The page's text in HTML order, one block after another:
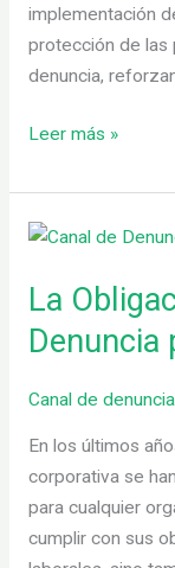
implementación
protección de las
denuncia,
Leer más »
La
Denuncia
Canal de denuncia
En los últimos
corporativa se
para cualquier
cumplir con sus
La
del
Canal
de
Denuncia
Empresas